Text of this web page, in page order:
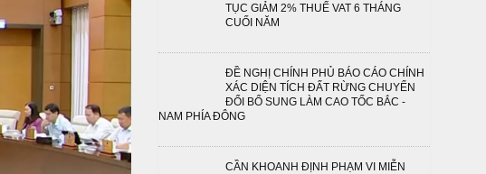
TỤC GIẢM 2% THUẾ VAT 6 THÁNG
CUỐI NĂM
ĐỀ NGHỊ CHÍNH PHỦ BÁO CÁO CHÍNH
XÁC DIỆN TÍCH ĐẤT RỪNG CHUYỂN
ĐỔI BỔ SUNG LÀM CAO TỐC BẮC -
NAM PHÍA ĐÔNG
CẦN KHOANH ĐỊNH PHẠM VI MIỄN